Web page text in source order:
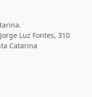
Luz Fontes, 310
Catarina